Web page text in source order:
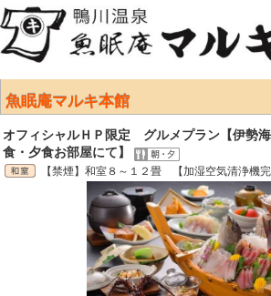
魚眠庵マルキ本館
オフィシャルＨＰ限定 グルメプラン【伊勢
食・夕食お部屋にて】
【禁煙】和室８～１２畳 【加湿空気清浄機完